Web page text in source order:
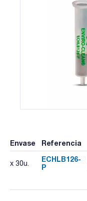
Envase Referencia
x 30u.
ECHLB126-
P